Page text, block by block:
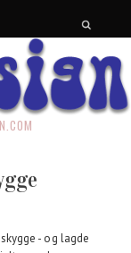
- og lagde